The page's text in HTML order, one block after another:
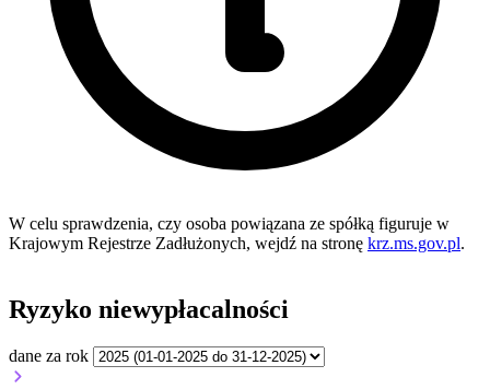
W celu sprawdzenia, czy osoba powiązana ze spółką figuruje w
Krajowym Rejestrze Zadłużonych, wejdź na stronę krz.ms.gov.pl.
Ryzyko niewypłacalności
dane za rok